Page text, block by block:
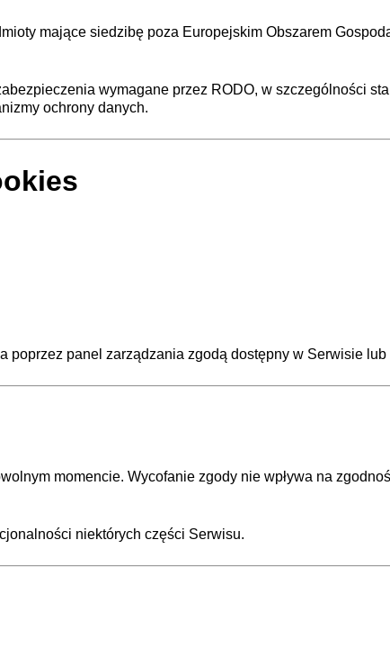
mające siedzibę poza Europejskim Obszarem
wymagane przez RODO, w szczególności
ochrony danych.
panel zarządzania zgodą dostępny w Serwisie
momencie. Wycofanie zgody nie wpływa na
niektórych części Serwisu.